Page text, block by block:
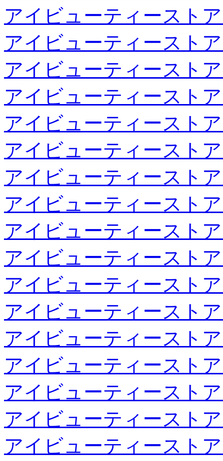
アイビューティースト
アイビューティースト
アイビューティースト
アイビューティースト
アイビューティースト
アイビューティースト
アイビューティースト
アイビューティースト
アイビューティースト
アイビューティースト
アイビューティースト
アイビューティースト
アイビューティースト
アイビューティースト
アイビューティースト
アイビューティースト
アイビューティースト